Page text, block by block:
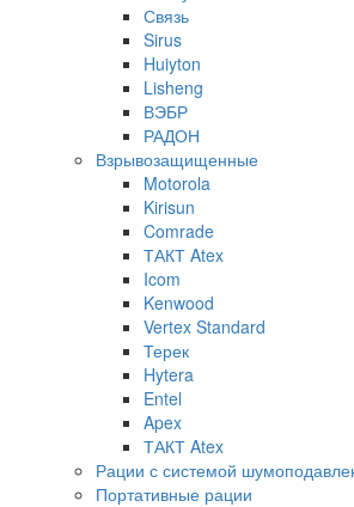
Связь
Sirus
Huiyton
Lisheng
ВЭБР
РАДОН
Взрывозащищенные
Motorola
Kirisun
Comrade
ТАКТ Atex
Icom
Kenwood
Vertex Standard
Терек
Hytera
Entel
Apex
ТАКТ Atex
Рации с системой
Портативные рации